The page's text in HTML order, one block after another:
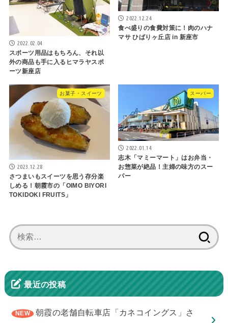
2022.02.04
スポーツ用品はもちろん、それ以
外の商品も手に入るヒマラヤスポ
ーツ新座店
2022.12.24
食べ盛りの食費対策に！肉のハナ
マサ ひばりヶ丘店 in 新座市
お菓子・スイーツ
2023.12.28
さつまいもスイーツを思う存分楽
しめる！朝霞市の「OIMO BIYORI
TOKIDOKI FRUITS」
スーパー
2022.01.14
志木「マミーマート」はお弁当・
お惣菜が絶品！主婦の味方のスー
パー
索:
最近の投稿
朝霞の老舗自転車店「カネコイングス」さ